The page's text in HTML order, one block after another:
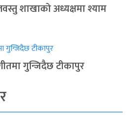
शाखाको अध्यक्षमा श्याम
गुन्जिदैछ टीकापुर